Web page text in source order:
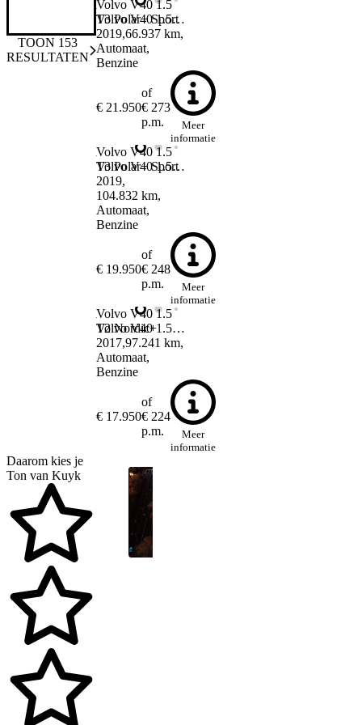
TOON 153
RESULTATEN
Volvo V401.5 T3 Polar+ Sport
2019 66.937 km
Automaat
Benzine
€ 21.950
of
€ 273
p.m.
Meer
informatie
Volvo V401.5
T3 Polar+ Sport
Volvo V401.5 T3 Polar+ Sport
2019
104.832 km
Automaat
Benzine
€ 19.950
of
€ 248
p.m.
Meer
informatie
Volvo V401.5
T3 Polar+ Sport
Volvo V401.5 T2 Nordic+
2017 97.241 km
Automaat
Benzine
€ 17.950
of
€ 224
p.m.
Meer
informatie
Volvo V401.5
T2 Nordic+
Daarom kies je
Ton van Kuyk